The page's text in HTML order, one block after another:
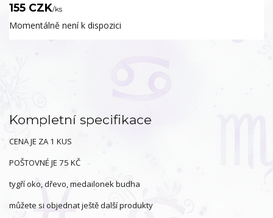
155 CZK/ks
Momentálně není k dispozici
Kompletní specifikace
CENA JE ZA 1 KUS
POŠTOVNÉ JE 75 KČ
tygří oko, dřevo, medailonek budha
můžete si objednat ještě další produkty